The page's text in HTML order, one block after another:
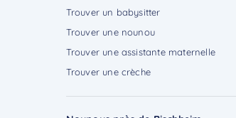
Trouver un babysitter
Trouver une nounou
Trouver une assistante maternelle
Trouver une crèche